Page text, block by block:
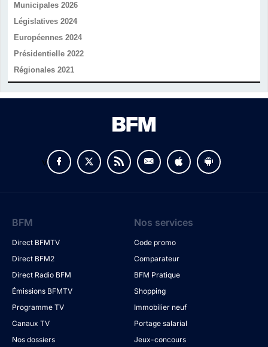
Municipales 2026
Législatives 2024
Européennes 2024
Présidentielle 2022
Régionales 2021
v
BFM
Direct BFMTV
Direct BFM2
Direct Radio BFM
Émissions BFMTV
Programme TV
Canaux TV
Nos dossiers
Nos services
Code promo
Comparateur
BFM Pratique
Shopping
Immobilier neuf
Portage salarial
Jeux-concours